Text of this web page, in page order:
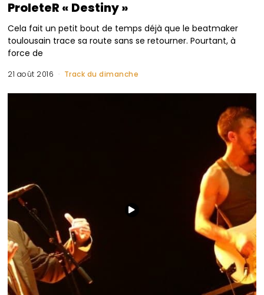
ProleteR « Destiny »
Cela fait un petit bout de temps déjà que le beatmaker
toulousain trace sa route sans se retourner. Pourtant, à
force de
21 août 2016 Track du dimanche